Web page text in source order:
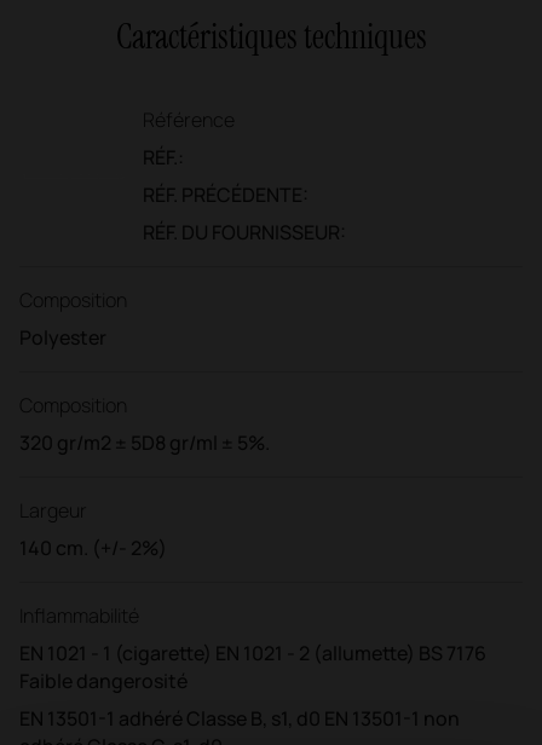
Caractéristiques techniques
Référence
RÉF.:
RÉF. PRÉCÉDENTE:
RÉF. DU FOURNISSEUR:
Composition
Polyester
Composition
320 gr/m2 ± 5D8 gr/ml ± 5%.
Largeur
140 cm. (+/- 2%)
Inflammabilité
EN 1021 - 1 (cigarette) EN 1021 - 2 (allumette) BS 7176
Faible dangerosité
EN 13501-1 adhéré Classe B, s1, d0 EN 13501-1 non